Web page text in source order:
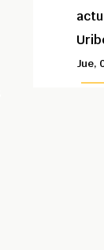
Jue,